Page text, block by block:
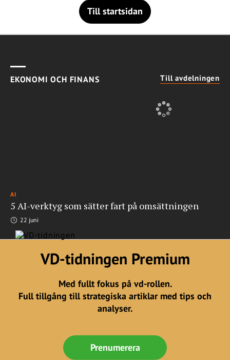
Till startsidan
EKONOMI OCH FINANS Till avdelningen
AI
5 AI-verktyg som sätter fart på omsättningen
22 juni
VD-tidningen Premium
Med fullt fokus på vd-rollen.
Full tillgång till strategiska artiklar med tips och
analyser.
Prenumerera